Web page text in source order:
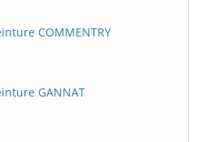
COMMENTRY
GANNAT